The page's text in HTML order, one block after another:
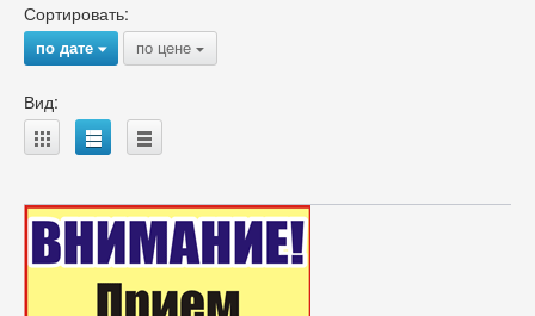
Сортировать:
по дате{ по цене {
Вид:
A B C